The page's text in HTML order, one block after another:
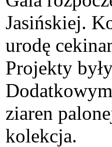
Jasińskiej.
urodę
Projekty
ziaren
kolekcja.